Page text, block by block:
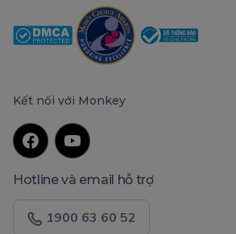
Kết nối với Monkey
Hotline và email hỗ trợ
1900 63 60 52